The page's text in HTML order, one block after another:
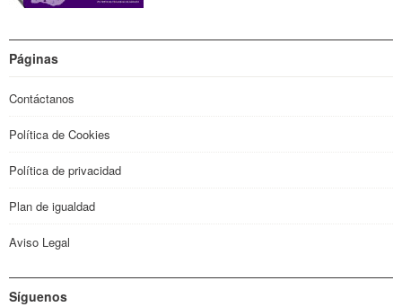
Páginas
Contáctanos
Política de Cookies
Política de privacidad
Plan de igualdad
Aviso Legal
Síguenos